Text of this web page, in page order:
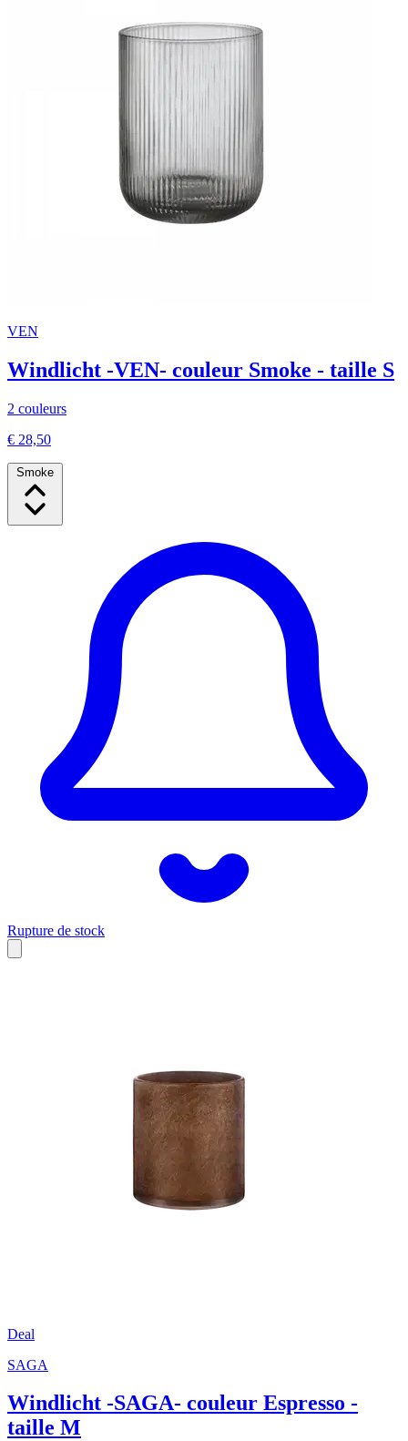
VEN
Windlicht -VEN- couleur Smoke - taille S
2 couleurs
€ 28,50
Smoke
Rupture de stock
Deal
SAGA
Windlicht -SAGA- couleur Espresso -
taille M